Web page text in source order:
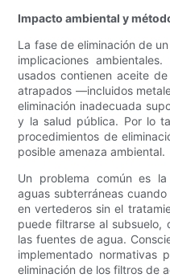
Impacto ambiental y
La fase de eliminación de
implicaciones
usados ​​contienen aceite
atrapados —incluidos
eliminación inadecuada
y la salud pública. Por lo
procedimientos de
posible amenaza ambiental.
Un problema común es
aguas subterráneas
en vertederos sin el
puede filtrarse al subsuelo,
las fuentes de agua.
implementado normativas
eliminación de los filtros de